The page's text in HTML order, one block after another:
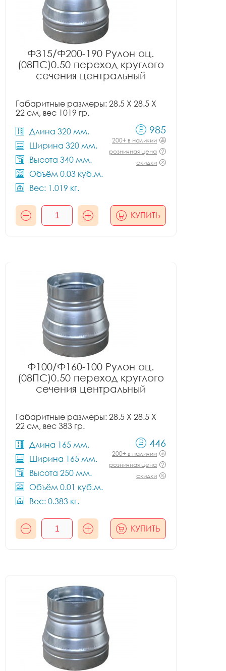
Ф315/Ф200-190 Рулон оц.
(08ПС)0.50 переход круглого
сечения центральный
Габаритные размеры: 28.5 X 28.5 X
22 см, вес 1019 гр.
Длина 320 мм.
Ширина 320 мм.
Высота 340 мм.
Объём 0.03 куб.м.
Вес: 1.019 кг.
985
200+ в наличии
розничная цена
скидки
КУПИТЬ
Ф100/Ф160-100 Рулон оц.
(08ПС)0.50 переход круглого
сечения центральный
Габаритные размеры: 28.5 X 28.5 X
22 см, вес 383 гр.
Длина 165 мм.
Ширина 165 мм.
Высота 250 мм.
Объём 0.01 куб.м.
Вес: 0.383 кг.
446
200+ в наличии
розничная цена
скидки
КУПИТЬ